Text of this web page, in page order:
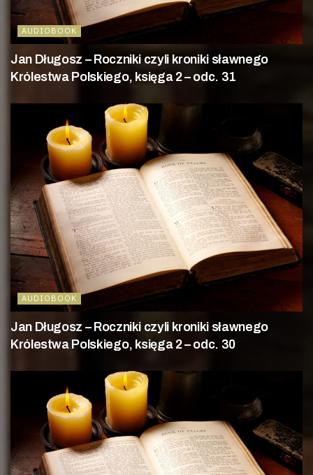
AUDIOBOOK
Jan Długosz – Roczniki czyli kroniki sławnego
Królestwa Polskiego, księga 2 – odc. 31
AUDIOBOOK
Jan Długosz – Roczniki czyli kroniki sławnego
Królestwa Polskiego, księga 2 – odc. 30